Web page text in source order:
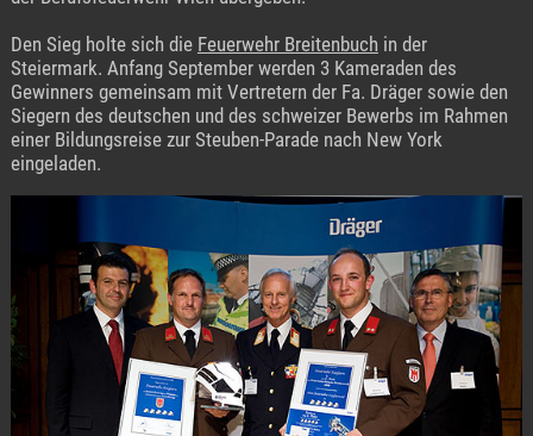
Den Sieg holte sich die Feuerwehr Breitenbuch in der
Steiermark. Anfang September werden 3 Kameraden des
Gewinners gemeinsam mit Vertretern der Fa. Dräger sowie den
Siegern des deutschen und des schweizer Bewerbs im Rahmen
einer Bildungsreise zur Steuben-Parade nach New York
eingeladen.